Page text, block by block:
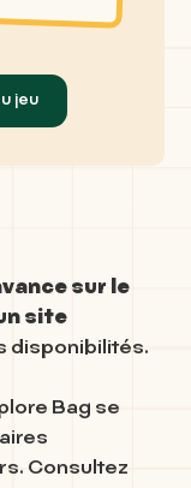
jeu
sur le
site
disponibilités.
Bag se
Consultez